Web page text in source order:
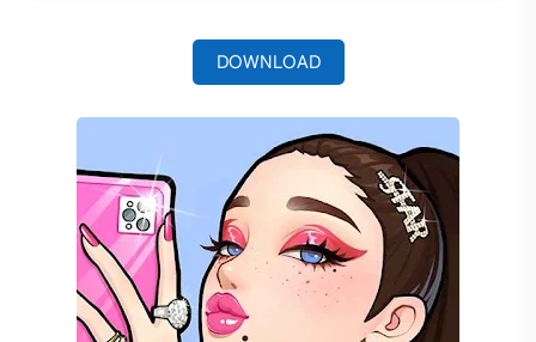
DOWNLOAD